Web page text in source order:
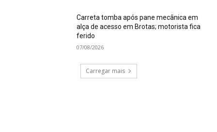
Carreta tomba após pane mecânica em
alça de acesso em Brotas; motorista fica
ferido
07/08/2026
Carregar mais